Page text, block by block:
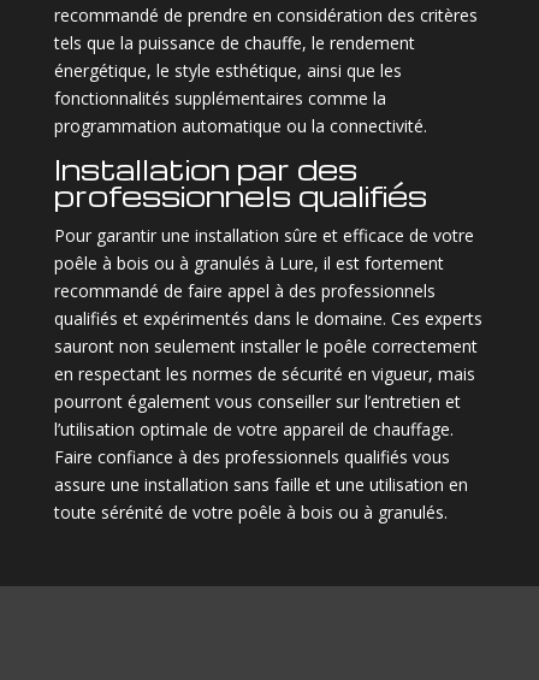
recommandé de prendre en considération des critères
tels que la puissance de chauffe, le rendement
énergétique, le style esthétique, ainsi que les
fonctionnalités supplémentaires comme la
programmation automatique ou la connectivité.
Installation par des
professionnels qualifiés
Pour garantir une installation sûre et efficace de votre
poêle à bois ou à granulés à Lure, il est fortement
recommandé de faire appel à des professionnels
qualifiés et expérimentés dans le domaine. Ces experts
sauront non seulement installer le poêle correctement
en respectant les normes de sécurité en vigueur, mais
pourront également vous conseiller sur l’entretien et
l’utilisation optimale de votre appareil de chauffage.
Faire confiance à des professionnels qualifiés vous
assure une installation sans faille et une utilisation en
toute sérénité de votre poêle à bois ou à granulés.